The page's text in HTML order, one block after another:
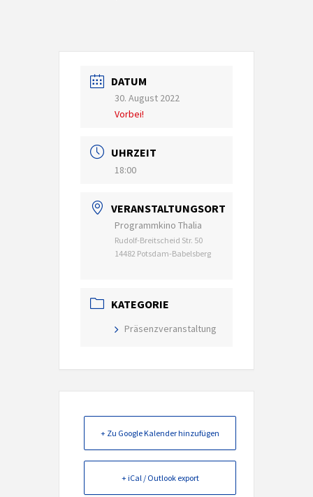
DATUM
30. August 2022
Vorbei!
UHRZEIT
18:00
VERANSTALTUNGSORT
Programmkino Thalia
Rudolf-Breitscheid Str. 50
14482 Potsdam-Babelsberg
KATEGORIE
Präsenzveranstaltung
+ Zu Google Kalender hinzufügen
+ iCal / Outlook export